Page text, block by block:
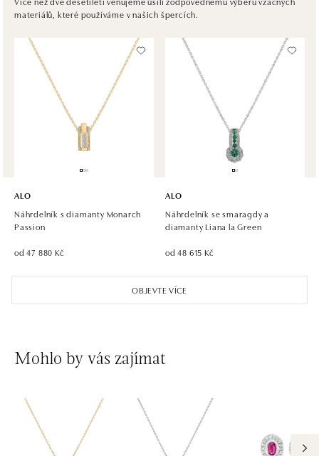
tel.: +421 917 090 372
Halada OC Aupark, Bratislava
Einsteinova 18, 851 01 Bratislava
tel.: +421 917 090 891
dnes otevřeno do 21:00
materiálů, které používáme v našich špercích.
OBJEVTE VÍCE
ALO
Náhrdelník s diamanty Monarch
Passion
od 47 880 Kč
ALO
Náhrdelník se smaragdy a
diamanty Liana la Green
od 48 615 Kč
Mohlo by vás zajímat